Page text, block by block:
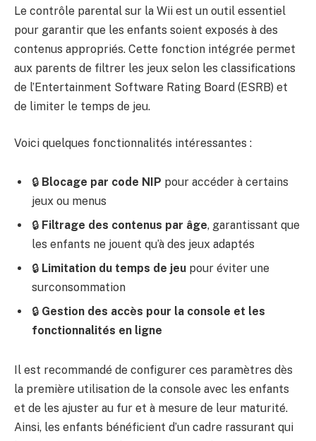
Le contrôle parental sur la Wii est un outil essentiel
pour garantir que les enfants soient exposés à des
contenus appropriés. Cette fonction intégrée permet
aux parents de filtrer les jeux selon les classifications
de l’Entertainment Software Rating Board (ESRB) et
de limiter le temps de jeu.
Voici quelques fonctionnalités intéressantes :
🔒 Blocage par code NIP pour accéder à certains
jeux ou menus
🔒 Filtrage des contenus par âge, garantissant que
les enfants ne jouent qu’à des jeux adaptés
🔒 Limitation du temps de jeu pour éviter une
surconsommation
🔒 Gestion des accès pour la console et les
fonctionnalités en ligne
Il est recommandé de configurer ces paramètres dès
la première utilisation de la console avec les enfants
et de les ajuster au fur et à mesure de leur maturité.
Ainsi, les enfants bénéficient d’un cadre rassurant qui